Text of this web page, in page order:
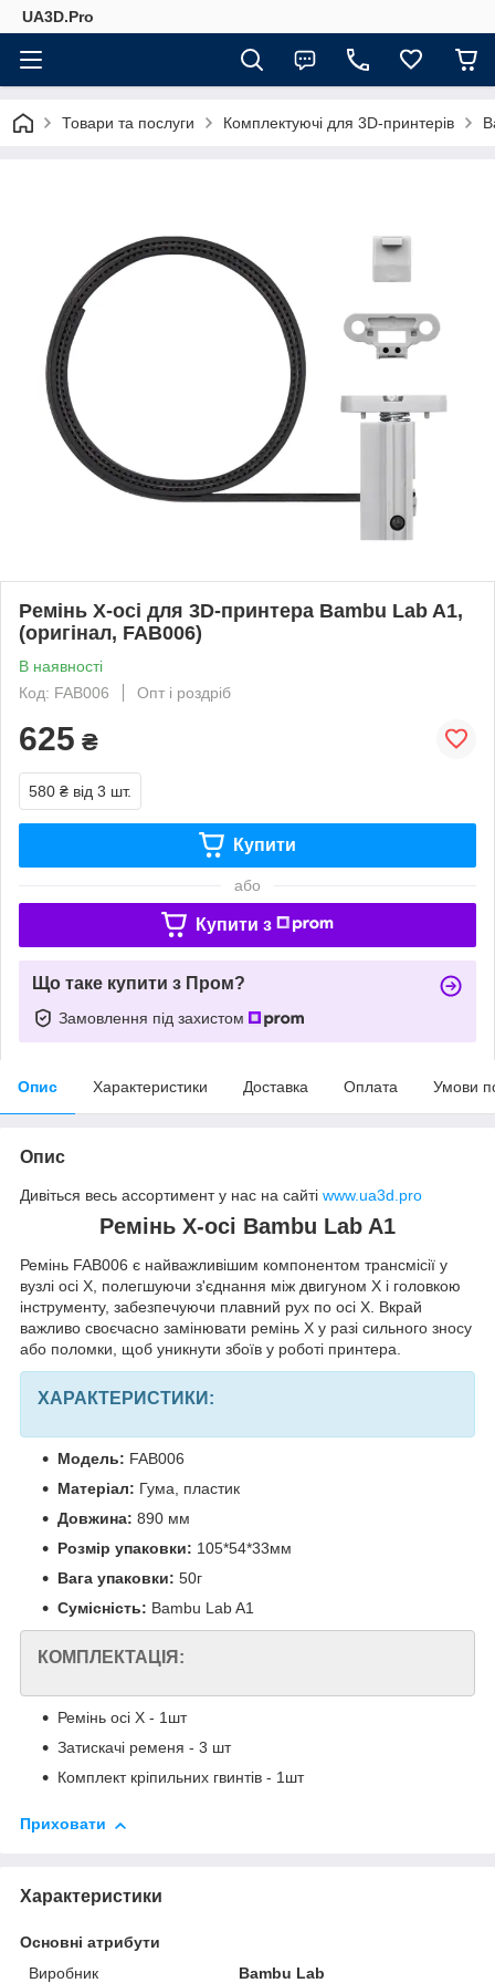
UA3D.Pro
Товари та послуги Комплектуючі для 3D-принтерів
Ремінь X-осі для 3D-принтера Bambu Lab A1,
(оригінал, FAB006)
В наявності
Код: FAB006
Опт і роздріб
625 ₴
580 ₴ від 3 шт.
Купити
або
Купити з
Що таке купити з Пром?
Замовлення під захистом
Опис Характеристики Доставка Оплата Умови
Опис
Дивіться весь ассортимент у нас на сайті www.ua3d.pro
Ремінь X-осі Bambu Lab A1
Ремінь FAB006 є найважливішим компонентом трансмісії у
вузлі осі X, полегшуючи з'єднання між двигуном X і головкою
інструменту, забезпечуючи плавний рух по осі X. Вкрай
важливо своєчасно замінювати ремінь X у разі сильного зносу
або поломки, щоб уникнути збоїв у роботі принтера.
ХАРАКТЕРИСТИКИ:
Модель: FAB006
Матеріал: Гума, пластик
Довжина: 890 мм
Розмір упаковки: 105*54*33мм
Вага упаковки: 50г
Сумісність: Bambu Lab A1
КОМПЛЕКТАЦІЯ:
Ремінь осі X - 1шт
Затискачі ременя - 3 шт
Комплект кріпильних гвинтів - 1шт
Приховати
Характеристики
Основні атрибути
Виробник
Bambu Lab